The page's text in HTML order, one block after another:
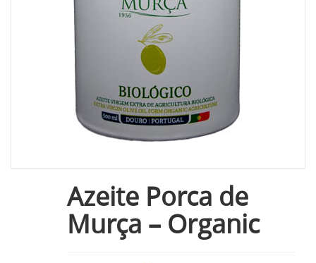
Azeite Porca de
Murça – Organic